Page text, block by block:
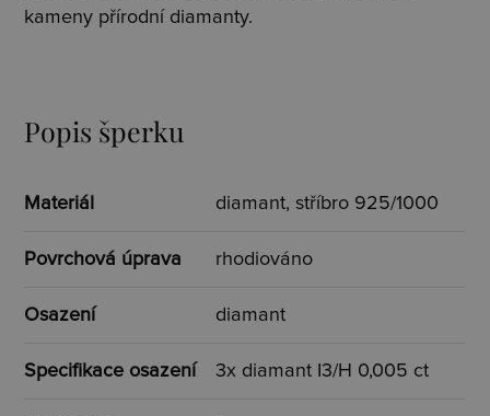
kameny přírodní diamanty.
Popis šperku
Materiál diamant, stříbro 925/1000
Povrchová úprava rhodiováno
Osazení diamant
Specifikace osazení 3x diamant I3/H 0,005 ct